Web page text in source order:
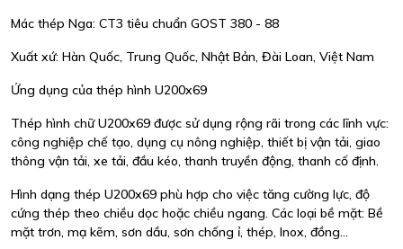
Mác thép Nga: CT3 tiêu chuẩn GOST 380 - 88
Xuất xứ: Hàn Quốc, Trung Quốc, Nhật Bản, Đài Loan, Việt Nam
Ứng dụng của thép hình U200x69
Thép hình chữ U200x69 được sử dụng rộng rãi trong các lĩnh vực:
công nghiệp chế tạo, dụng cụ nông nghiệp, thiết bị vận tải, giao
thông vận tải, xe tải, đầu kéo, thanh truyền động, thanh cố định.
Hình dạng thép U200x69 phù hợp cho việc tăng cường lực, độ
cứng thép theo chiều dọc hoặc chiều ngang. Các loại bề mặt: Bề
mặt trơn, mạ kẽm, sơn dầu, sơn chống ỉ, thép, Inox, đồng…